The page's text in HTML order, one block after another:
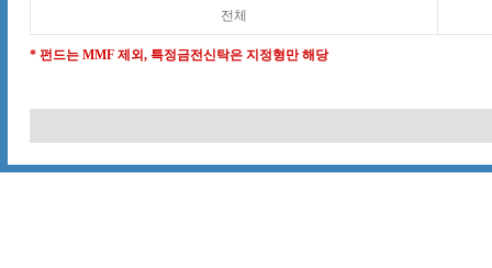
전체
* 펀드는 MMF 제외, 특정금전신탁은 지정형만 해당